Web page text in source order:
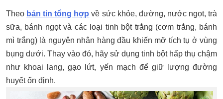
Theo bản tin tổng hợp về sức khỏe, đường, nước ngọt, trà
sữa, bánh ngọt và các loại tinh bột trắng (cơm trắng, bánh
mì trắng) là nguyên nhân hàng đầu khiến mỡ tích tụ ở vùng
bụng dưới. Thay vào đó, hãy sử dụng tinh bột hấp thụ chậm
như khoai lang, gạo lứt, yến mạch để giữ lượng đường
huyết ổn định.